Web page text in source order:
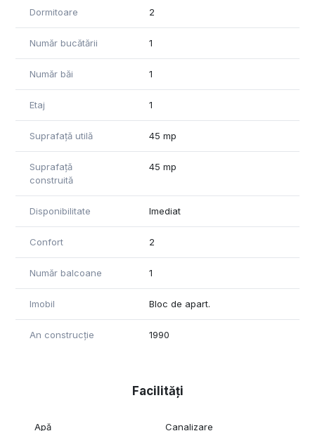
Dormitoare 2
Număr bucătării 1
Număr băi 1
Etaj 1
Suprafață utilă 45 mp
Suprafață
construită
45 mp
Disponibilitate Imediat
Confort 2
Număr balcoane 1
Imobil Bloc de apart.
An construcție 1990
Facilități
Apă Canalizare